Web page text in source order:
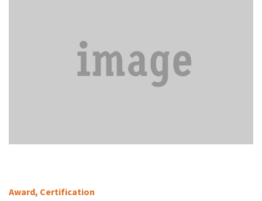
Award, Certification